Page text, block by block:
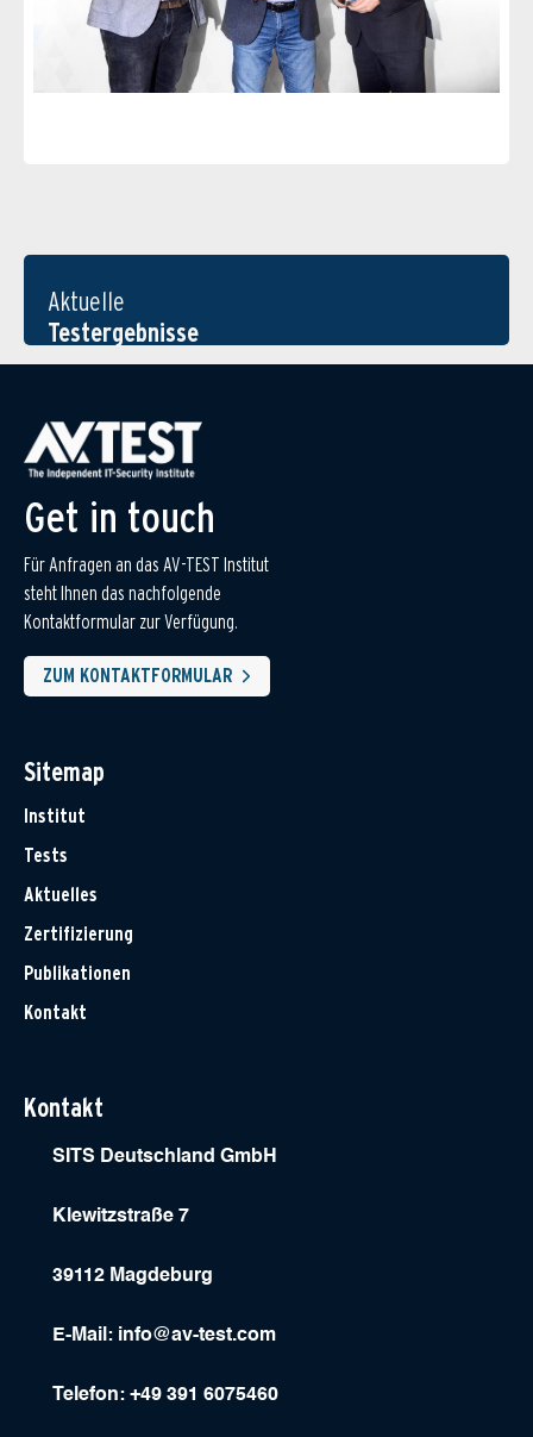
Aktuelle
Testergebnisse
Get in touch
Für Anfragen an das AV-TEST Institut
steht Ihnen das nachfolgende
Kontaktformular zur Verfügung.
ZUM KONTAKTFORMULAR
Sitemap
Institut
Tests
Aktuelles
Zertifizierung
Publikationen
Kontakt
Kontakt
SITS Deutschland GmbH
Klewitzstraße 7
39112 Magdeburg
E-Mail: info@av-test.com
Telefon: +49 391 6075460